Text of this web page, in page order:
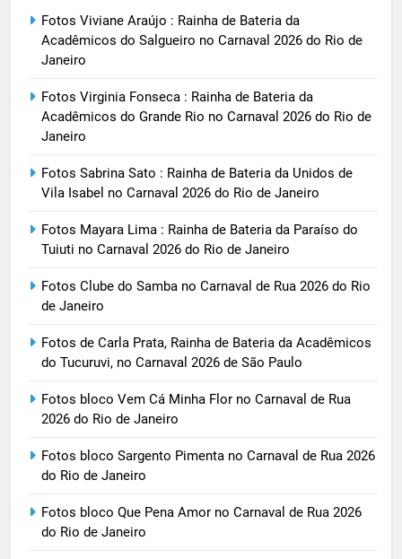
Fotos Viviane Araújo : Rainha de Bateria da
Acadêmicos do Salgueiro no Carnaval 2026 do Rio de
Janeiro
Fotos Virginia Fonseca : Rainha de Bateria da
Acadêmicos do Grande Rio no Carnaval 2026 do Rio de
Janeiro
Fotos Sabrina Sato : Rainha de Bateria da Unidos de
Vila Isabel no Carnaval 2026 do Rio de Janeiro
Fotos Mayara Lima : Rainha de Bateria da Paraíso do
Tuiuti no Carnaval 2026 do Rio de Janeiro
Fotos Clube do Samba no Carnaval de Rua 2026 do Rio
de Janeiro
Fotos de Carla Prata, Rainha de Bateria da Acadêmicos
do Tucuruvi, no Carnaval 2026 de São Paulo
Fotos bloco Vem Cá Minha Flor no Carnaval de Rua
2026 do Rio de Janeiro
Fotos bloco Sargento Pimenta no Carnaval de Rua 2026
do Rio de Janeiro
Fotos bloco Que Pena Amor no Carnaval de Rua 2026
do Rio de Janeiro